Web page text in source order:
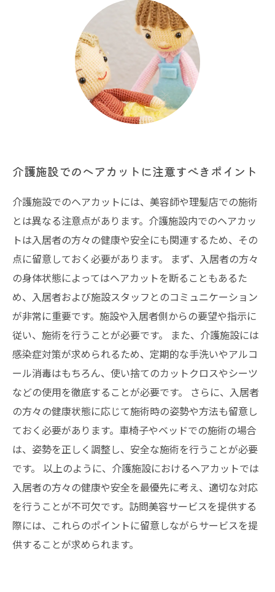
介護施設でのヘアカットに注意すべきポイント
介護施設でのヘアカットには、美容師や理髪店での施術
とは異なる注意点があります。介護施設内でのヘアカッ
トは入居者の方々の健康や安全にも関連するため、その
点に留意しておく必要があります。 まず、入居者の方々
の身体状態によってはヘアカットを断ることもあるた
め、入居者および施設スタッフとのコミュニケーション
が非常に重要です。施設や入居者側からの要望や指示に
従い、施術を行うことが必要です。 また、介護施設には
感染症対策が求められるため、定期的な手洗いやアルコ
ール消毒はもちろん、使い捨てのカットクロスやシーツ
などの使用を徹底することが必要です。 さらに、入居者
の方々の健康状態に応じて施術時の姿勢や方法も留意し
ておく必要があります。車椅子やベッドでの施術の場合
は、姿勢を正しく調整し、安全な施術を行うことが必要
です。 以上のように、介護施設におけるヘアカットでは
入居者の方々の健康や安全を最優先に考え、適切な対応
を行うことが不可欠です。訪問美容サービスを提供する
際には、これらのポイントに留意しながらサービスを提
供することが求められます。